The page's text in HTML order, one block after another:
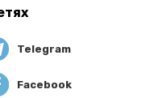
Telegram
Facebook